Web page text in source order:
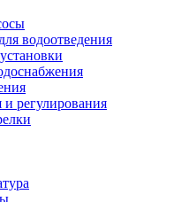
водоотведения
регулирования